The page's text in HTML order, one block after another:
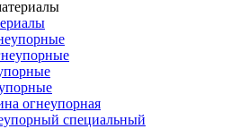
огнеупорная
специальный